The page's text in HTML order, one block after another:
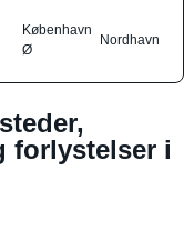
København
Ø
Nordhavn
forlystelser i